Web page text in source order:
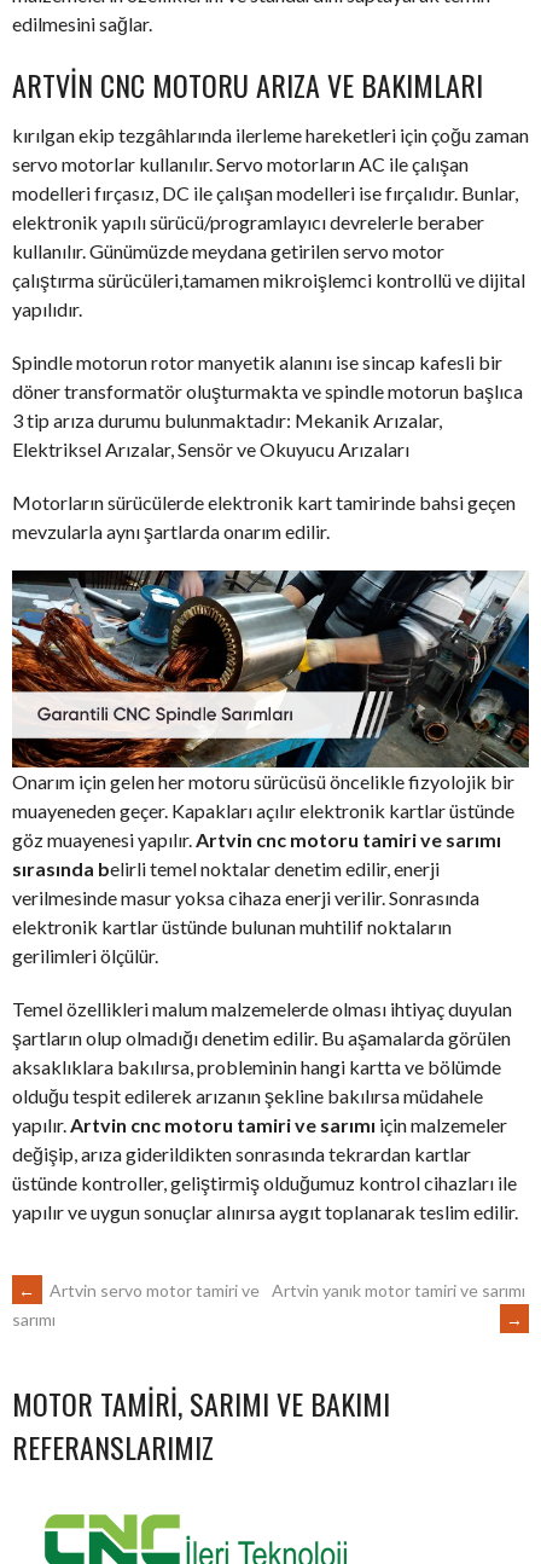
edilmesini sağlar.
ARTVIN CNC MOTORU ARIZA VE BAKIMLARI
kırılgan ekip tezgâhlarında ilerleme hareketleri için çoğu zaman
servo motorlar kullanılır. Servo motorların AC ile çalışan
modelleri fırçasız, DC ile çalışan modelleri ise fırçalıdır. Bunlar,
elektronik yapılı sürücü/programlayıcı devrelerle beraber
kullanılır. Günümüzde meydana getirilen servo motor
çalıştırma sürücüleri,tamamen mikroişlemci kontrollü ve dijital
yapılıdır.
Spindle motorun rotor manyetik alanını ise sincap kafesli bir
döner transformatör oluşturmakta ve spindle motorun başlıca
3 tip arıza durumu bulunmaktadır: Mekanik Arızalar,
Elektriksel Arızalar, Sensör ve Okuyucu Arızaları
Motorların sürücülerde elektronik kart tamirinde bahsi geçen
mevzularla aynı şartlarda onarım edilir.
Onarım için gelen her motoru sürücüsü öncelikle fizyolojik bir
muayeneden geçer. Kapakları açılır elektronik kartlar üstünde
göz muayenesi yapılır. Artvin cnc motoru tamiri ve sarımı
sırasında belirli temel noktalar denetim edilir, enerji
verilmesinde masur yoksa cihaza enerji verilir. Sonrasında
elektronik kartlar üstünde bulunan muhtilif noktaların
gerilimleri ölçülür.
Temel özellikleri malum malzemelerde olması ihtiyaç duyulan
şartların olup olmadığı denetim edilir. Bu aşamalarda görülen
aksaklıklara bakılırsa, probleminin hangi kartta ve bölümde
olduğu tespit edilerek arızanın şekline bakılırsa müdahele
yapılır. Artvin cnc motoru tamiri ve sarımı için malzemeler
değişip, arıza giderildikten sonrasında tekrardan kartlar
üstünde kontroller, geliştirmiş olduğumuz kontrol cihazları ile
yapılır ve uygun sonuçlar alınırsa aygıt toplanarak teslim edilir.
POST
NAVIGATION
←
Artvin servo motor tamiri ve
sarımı
Artvin yanık motor tamiri ve sarımı
→
MOTOR TAMIRI, SARIMI VE BAKIMI
REFERANSLARIMIZ